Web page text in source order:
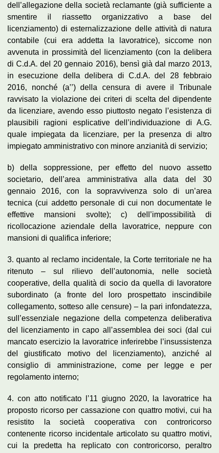
dell’allegazione della società reclamante (già sufficiente a
smentire il riassetto organizzativo a base del
licenziamento) di esternalizzazione delle attività di natura
contabile (cui era addetta la lavoratrice), siccome non
avvenuta in prossimità del licenziamento (con la delibera
di C.d.A. del 20 gennaio 2016), bensì già dal marzo 2013,
in esecuzione della delibera di C.d.A. del 28 febbraio
2016, nonché (a’’) della censura di avere il Tribunale
ravvisato la violazione dei criteri di scelta del dipendente
da licenziare, avendo esso piuttosto negato l’esistenza di
plausibili ragioni esplicative dell’individuazione di A.G.
quale impiegata da licenziare, per la presenza di altro
impiegato amministrativo con minore anzianità di servizio;
b) della soppressione, per effetto del nuovo assetto
societario, dell’area amministrativa alla data del 30
gennaio 2016, con la sopravvivenza solo di un’area
tecnica (cui addetto personale di cui non documentate le
effettive mansioni svolte); c) dell’impossibilità di
ricollocazione aziendale della lavoratrice, neppure con
mansioni di qualifica inferiore;
3. quanto al reclamo incidentale, la Corte territoriale ne ha
ritenuto – sul rilievo dell’autonomia, nelle società
cooperative, della qualità di socio da quella di lavoratore
subordinato (a fronte del loro prospettato inscindibile
collegamento, sotteso alle censure) – la pari infondatezza,
sull’essenziale negazione della competenza deliberativa
del licenziamento in capo all’assemblea dei soci (dal cui
mancato esercizio la lavoratrice inferirebbe l’insussistenza
del giustificato motivo del licenziamento), anziché al
consiglio di amministrazione, come per legge e per
regolamento interno;
4. con atto notificato l’11 giugno 2020, la lavoratrice ha
proposto ricorso per cassazione con quattro motivi, cui ha
resistito la società cooperativa con controricorso
contenente ricorso incidentale articolato su quattro motivi,
cui la predetta ha replicato con controricorso, peraltro